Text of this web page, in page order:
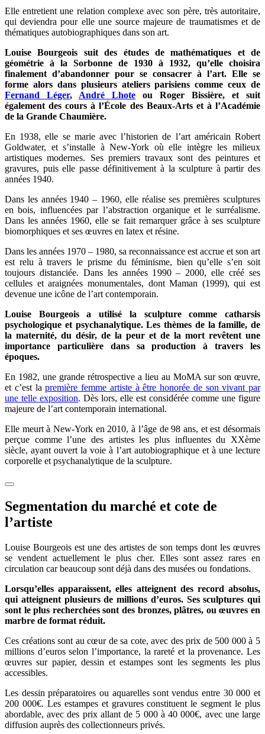
Elle entretient une relation complexe avec son père, très autoritaire,
qui deviendra pour elle une source majeure de traumatismes et de
thématiques autobiographiques dans son art.
Louise Bourgeois suit des études de mathématiques et de
géométrie à la Sorbonne de 1930 à 1932, qu’elle choisira
finalement d’abandonner pour se consacrer à l’art. Elle se
forme alors dans plusieurs ateliers parisiens comme ceux de
Fernand Léger, André Lhote ou Roger Bissière, et suit
également des cours à l’École des Beaux-Arts et à l’Académie
de la Grande Chaumière.
En 1938, elle se marie avec l’historien de l’art américain Robert
Goldwater, et s’installe à New-York où elle intègre les milieux
artistiques modernes. Ses premiers travaux sont des peintures et
gravures, puis elle passe définitivement à la sculpture à partir des
années 1940.
Dans les années 1940 – 1960, elle réalise ses premières sculptures
en bois, influencées par l’abstraction organique et le surréalisme.
Dans les années 1960, elle se fait remarquer grâce à ses sculpture
biomorphiques et ses œuvres en latex et résine.
Dans les années 1970 – 1980, sa reconnaissance est accrue et son art
est relu à travers le prisme du féminisme, bien qu’elle s’en soit
toujours distanciée. Dans les années 1990 – 2000, elle créé ses
cellules et araignées monumentales, dont Maman (1999), qui est
devenue une icône de l’art contemporain.
Louise Bourgeois a utilisé la sculpture comme catharsis
psychologique et psychanalytique. Les thèmes de la famille, de
la maternité, du désir, de la peur et de la mort revêtent une
importance particulière dans sa production à travers les
époques.
En 1982, une grande rétrospective a lieu au MoMA sur son œuvre,
et c’est lapremière femme artiste à être honorée de son vivant par
une telle exposition. Dès lors, elle est considérée comme une figure
majeure de l’art contemporain international.
Elle meurt à New-York en 2010, à l’âge de 98 ans, et est désormais
perçue comme l’une des artistes les plus influentes du XXème
siècle, ayant ouvert la voie à l’art autobiographique et à une lecture
corporelle et psychanalytique de la sculpture.
Segmentation du marché et cote de
l’artiste
Louise Bourgeois est une des artistes de son temps dont les œuvres
se vendent actuellement le plus cher. Elles sont assez rares en
circulation car beaucoup sont déjà dans des musées ou fondations.
Lorsqu’elles apparaissent, elles atteignent des record absolus,
qui atteignent plusieurs de millions d’euros. Ses sculptures qui
sont le plus recherchées sont des bronzes, plâtres, ou œuvres en
marbre de format réduit.
Ces créations sont au cœur de sa cote, avec des prix de 500 000 à 5
millions d’euros selon l’importance, la rareté et la provenance. Les
œuvres sur papier, dessin et estampes sont les segments les plus
accessibles.
Les dessin préparatoires ou aquarelles sont vendus entre 30 000 et
200 000€. Les estampes et gravures constituent le segment le plus
abordable, avec des prix allant de 5 000 à 40 000€, avec une large
diffusion auprès des collectionneurs privés.